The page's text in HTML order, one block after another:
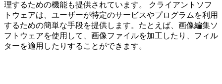
理するための機能も提供されています。 クライアントソフ
トウェアは、ユーザーが特定のサービスやプログラムを利用
するための簡単な手段を提供します。たとえば、画像編集ソ
フトウェアを使用して、画像ファイルを加工したり、フィル
ターを適用したりすることができます。